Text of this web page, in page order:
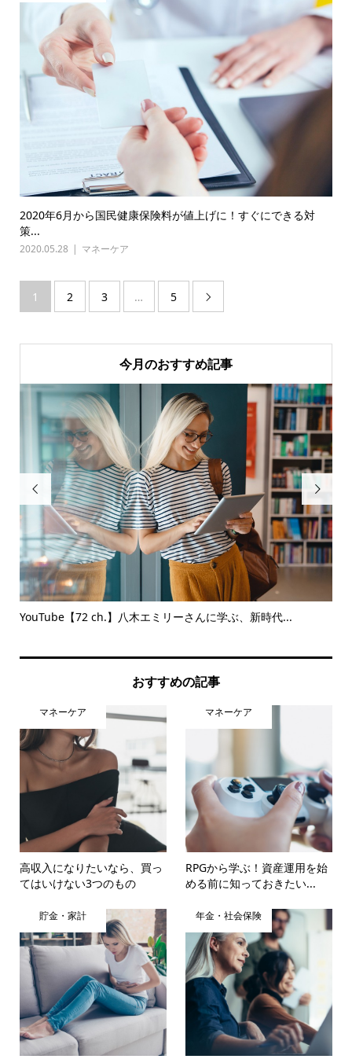
2020年6月から国民健康保険料が値上げに！すぐにできる対
策...
2020.05.28 マネーケア
1 2 3 … 5 
今月のおすすめ記事

YouTube【72 ch.】八木エミリーさんに学ぶ、新時代...

おすすめの記事
マネーケア
高収入になりたいなら、買っ
てはいけない3つのもの
マネーケア
RPGから学ぶ！資産運用を始
める前に知っておきたい...
貯金・家計 年金・社会保険